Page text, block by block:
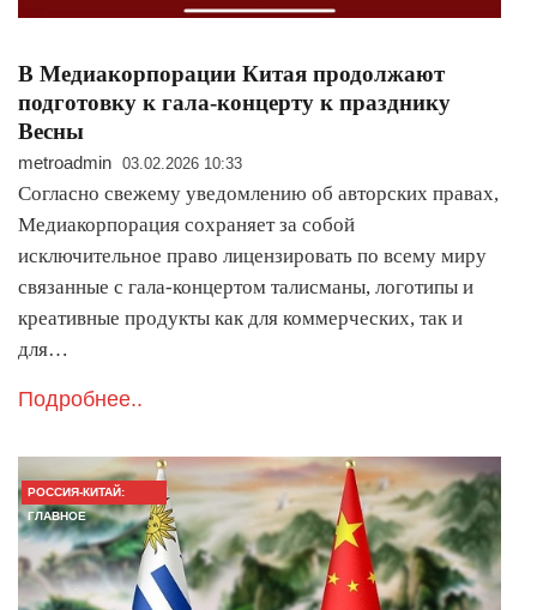
В Медиакорпорации Китая продолжают
подготовку к гала-концерту к празднику
Весны
metroadmin 03.02.2026 10:33
Согласно свежему уведомлению об авторских правах,
Медиакорпорация сохраняет за собой
исключительное право лицензировать по всему миру
связанные с гала-концертом талисманы, логотипы и
креативные продукты как для коммерческих, так и
для…
Подробнее..
РОССИЯ-КИТАЙ:
ГЛАВНОЕ